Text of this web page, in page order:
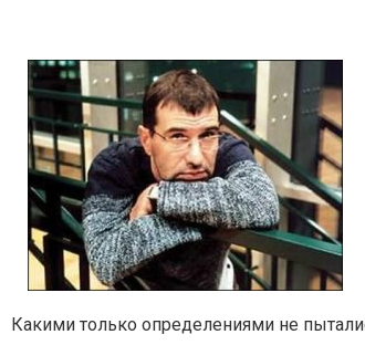
Какими только определениями не